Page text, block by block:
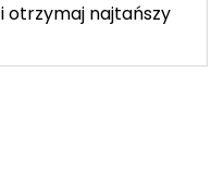
otrzymaj najtańszy